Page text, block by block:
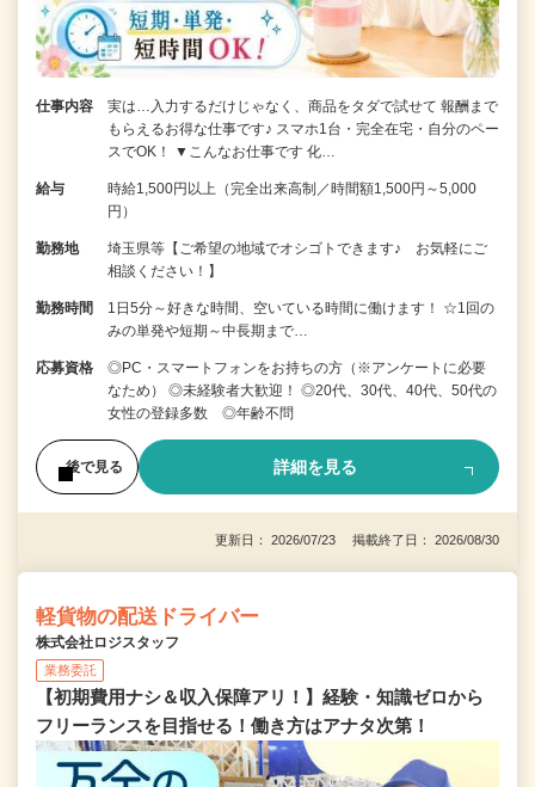
仕事内容
実は…入力するだけじゃなく、商品をタダで試せて 報酬まで
もらえるお得な仕事です♪ スマホ1台・完全在宅・自分のペー
スでOK！ ▼こんなお仕事です 化…
給与
時給1,500円以上（完全出来高制／時間額1,500円～5,000
円）
勤務地
埼玉県等【ご希望の地域でオシゴトできます♪ お気軽にご
相談ください！】
勤務時間
1日5分～好きな時間、空いている時間に働けます！ ☆1回の
みの単発や短期～中長期まで…
応募資格
◎PC・スマートフォンをお持ちの方（※アンケートに必要
なため） ◎未経験者大歓迎！ ◎20代、30代、40代、50代の
女性の登録多数 ◎年齢不問
後で見る 詳細を見る
更新日： 2026/07/23 掲載終了日： 2026/08/30
軽貨物の配送ドライバー
株式会社ロジスタッフ
業務委託
【初期費用ナシ＆収入保障アリ！】経験・知識ゼロから
フリーランスを目指せる！働き方はアナタ次第！